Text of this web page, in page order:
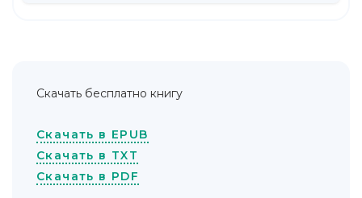
Скачать бесплатно книгу
Скачать в EPUB
Скачать в TXT
Скачать в PDF